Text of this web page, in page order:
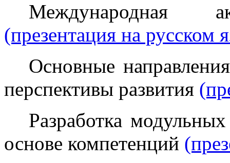
Международная
(презентация на русском
Основные
перспективы развития
Разработка
основе компетенций